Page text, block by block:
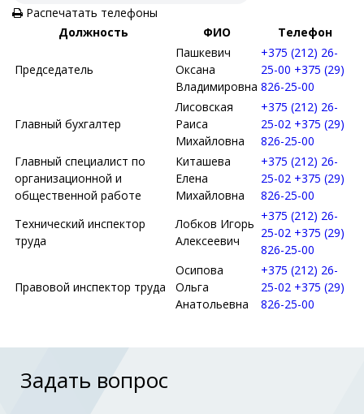
Распечатать телефоны
Должность
ФИО Телефон
Председатель
Пашкевич
Оксана
Владимировна
+375 (212) 26-
25-00 +375 (29)
826-25-00
Главный бухгалтер
Лисовская
Раиса
Михайловна
+375 (212) 26-
25-02 +375 (29)
826-25-00
Главный специалист по
организационной и
общественной работе
Киташева
Елена
Михайловна
+375 (212) 26-
25-02 +375 (29)
826-25-00
Технический инспектор
труда
Лобков Игорь
Алексеевич
+375 (212) 26-
25-02 +375 (29)
826-25-00
Правовой инспектор труда
Осипова
Ольга
Анатольевна
+375 (212) 26-
25-02 +375 (29)
826-25-00
Задать вопрос